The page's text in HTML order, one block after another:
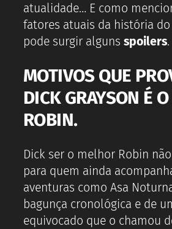
atualidade… E como
fatores atuais da história
pode surgir alguns spoilers.
MOTIVOS QUE
DICK GRAYSON É
ROBIN.
Dick ser o melhor Robin
para quem ainda
aventuras como Asa
bagunça cronológica e de
equivocado que o chamou